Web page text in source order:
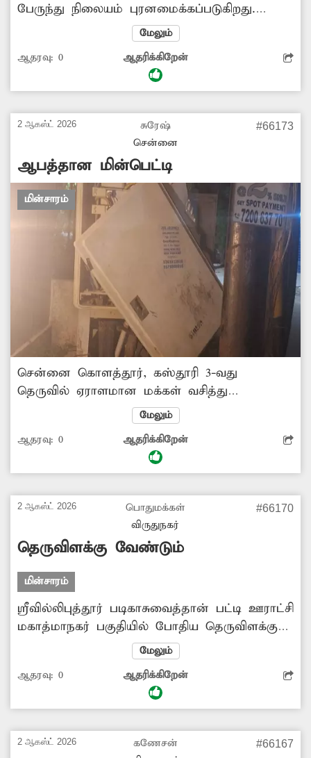
பேருந்து நிலையம் புரனமைக்கப்படுகிறது.
இதற்காக புழல் ஏரிக்கரை அருகில் தற்காலிக
பேருந்து நிறுத்தம் அமைக்கப்பட்டது. இங்கு
இருக்கும் தெருவிளக்குகள் ஒன்று கூட
எரியவில்லை.‌ எரிகிற ஒரு விளக்கும் வானத்தை
சம்பந்தப்பட்ட துறை அதிகாரிகள் நடவடிக்கை
மேலும்
ஆதரவு: 0 ஆதரிக்கிறேன்
2 ஆகஸ்ட் 2026
சுரேஷ்
சென்னை
#66173
ஆபத்தான மின்பெட்டி
மின்சாரம்
சென்னை கொளத்தூர், கஸ்தூரி 3-வது
தெருவில் ஏராளமான மக்கள் வசித்து
வருகின்றனர். இந்த தெருவில் உள்ள
மின்பெட்டி ஒன்று மிகவும் ஆபத்தான வகையில்
உள்ளது. அதன் கதவுகள் உடைந்து
காணப்படுகிறது. இதனால் சாலையில் செல்லும்
செல்கின்றனர். சம்பந்தப்பட்ட மின்வாரிய
அதிகாரிகள் விரைந்து நடவடிக்கை
எடுக்கவேண்டும்.
மேலும்
ஆதரவு: 0 ஆதரிக்கிறேன்
2 ஆகஸ்ட் 2026
பொதுமக்கள்
விருதுநகர்
#66170
தெருவிளக்கு வேண்டும்
மின்சாரம்
ஸ்ரீவில்லிபுத்தூர் படிகாசுவைத்தான் பட்டி ஊராட்சி
மகாத்மாநகர் பகுதியில் போதிய தெருவிளக்கு
வசதி இல்லை. இதனால் இரவு நேரங்களில்
இருள் சூழந்து காணப்படுவதால் அப்பகுதி
மக்கள் பெரும் இன்னலுக்கு ஆளாகின்றனர்.
எனவே சம்பந்தப்பட்ட அதிகாரிகள் மேற்கண்ட
நடவடிக்கை எடுக்க வேண்டும் என அப்பகுதி
மக்கள் கோரிக்கை விடுத்துள்ளனர்.
மேலும்
ஆதரவு: 0 ஆதரிக்கிறேன்
2 ஆகஸ்ட் 2026
கணேசன்
#66167